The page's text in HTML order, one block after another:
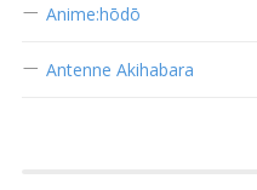
Anime:hōdō
Antenne Akihabara